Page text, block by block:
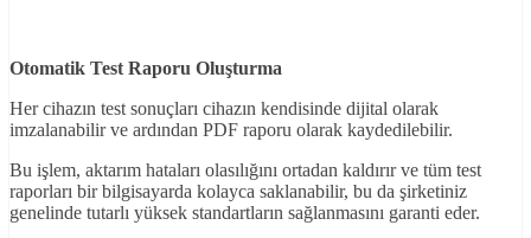
Otomatik Test Raporu Oluşturma
Her cihazın test sonuçları cihazın kendisinde dijital olarak
imzalanabilir ve ardından PDF raporu olarak kaydedilebilir.
Bu işlem, aktarım hataları olasılığını ortadan kaldırır ve tüm test
raporları bir bilgisayarda kolayca saklanabilir, bu da şirketiniz
genelinde tutarlı yüksek standartların sağlanmasını garanti eder.